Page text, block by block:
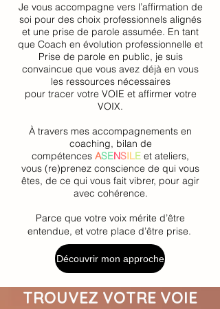
Je vous accompagne vers l’affirmation de
soi pour des choix professionnels alignés
et une prise de parole assumée. En tant
que Coach en évolution professionnelle et
Prise de parole en public, je suis
convaincue que vous avez déjà en vous
les ressources nécessaires
pour tracer votre VOIE et affirmer votre
VOIX.
À travers mes accompagnements en
coaching, bilan de
compétences ASENSILE et ateliers,
vous (re)prenez conscience de qui vous
êtes, de ce qui vous fait vibrer, pour agir
avec cohérence.
Parce que votre voix mérite d’être
entendue, et votre place d’être prise.
Découvrir mon approche
TROUVEZ VOTRE VOIE